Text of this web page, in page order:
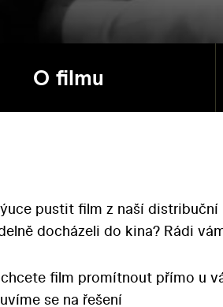
O filmu
pustit film z naší distribuční
docházeli do kina? Rádi
film promítnout přímo u
se na řešení